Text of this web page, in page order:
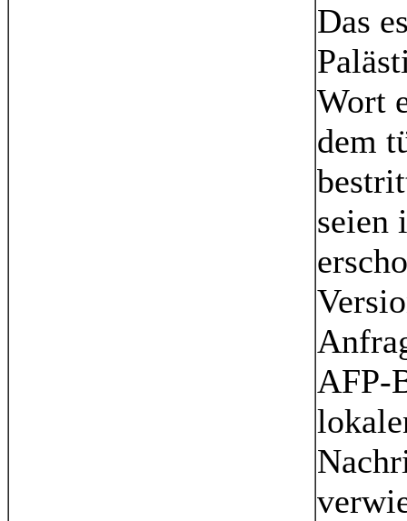
Das
Wort
dem
seien
AFP-